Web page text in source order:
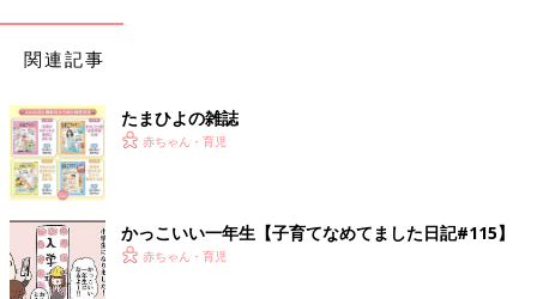
関連記事
たまひよの雑誌
赤ちゃん・育児
かっこいい一年生【子育てなめてました日記#115】
赤ちゃん・育児